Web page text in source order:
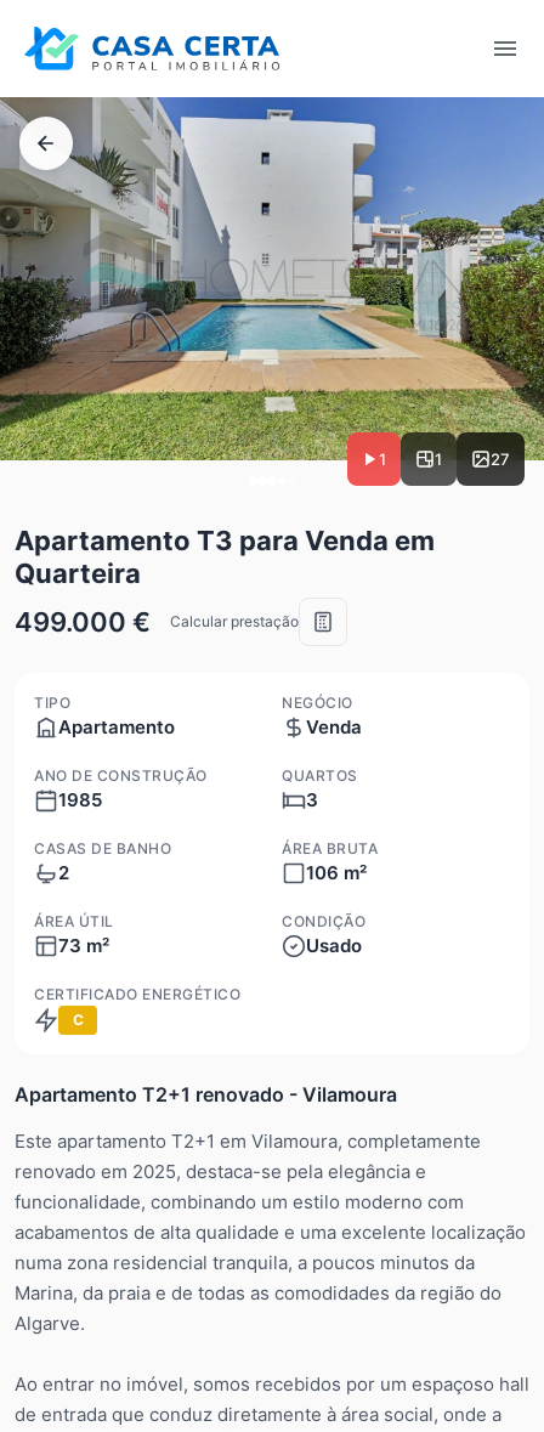
1 1 27
Apartamento T3 para Venda em
Quarteira
499.000 €
Calcular prestação
TIPO
Apartamento
NEGÓCIO
Venda
ANO DE CONSTRUÇÃO
1985
QUARTOS
3
CASAS DE BANHO
2
ÁREA BRUTA
106 m²
ÁREA ÚTIL
73 m²
CONDIÇÃO
Usado
CERTIFICADO ENERGÉTICO
C
Apartamento T2+1 renovado - Vilamoura
Este apartamento T2+1 em Vilamoura, completamente
renovado em 2025, destaca-se pela elegância e
funcionalidade, combinando um estilo moderno com
acabamentos de alta qualidade e uma excelente localização
numa zona residencial tranquila, a poucos minutos da
Marina, da praia e de todas as comodidades da região do
Algarve.
Ao entrar no imóvel, somos recebidos por um espaçoso hall
de entrada que conduz diretamente à área social, onde a